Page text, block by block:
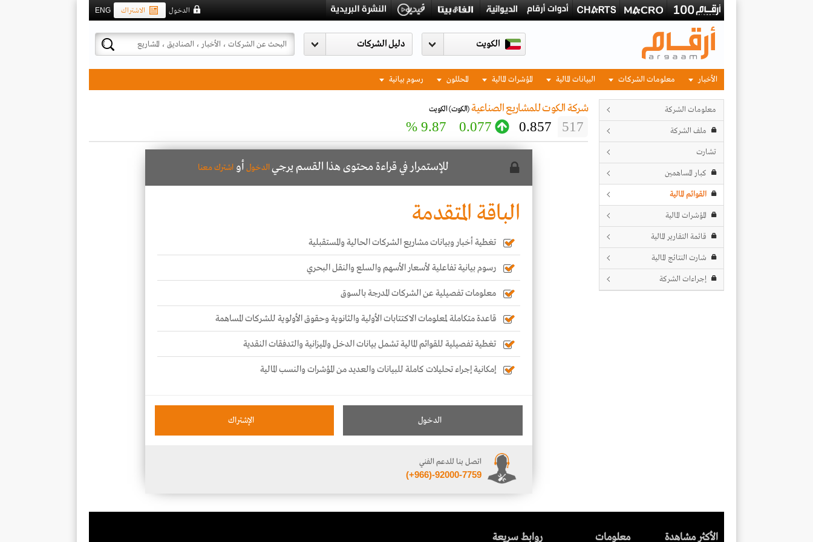
ENG الاشتراك الدخول
الكويت
الأخبار معلومات الشركات البيانات المالية المؤشرات المالية المحللون رسوم بيانية
معلومات الشركة
ملف الشركة
تشارت
كبار المساهمين
القوائم المالية
المؤشرات المالية
قائمة التقارير المالية
شارت النتائج المالية
إجراءات الشركة
شركة الكوت للمشاريع الصناعية(الكوت)الكويت
517
0.857
0.077
9.87 %
للإستمرار في قراءة محتوى هذا القسم يرجيالدخول أو اشترك معنا
الباقة المتقدمة
تغطية أخبار وبيانات مشاريع الشركات الحالية والمستقبلية
رسوم بيانية تفاعلية لأسعار الأسهم والسلع والنقل البحري
معلومات تفصيلية عن الشركات المدرجة بالسوق
قاعدة متكاملة لمعلومات الاكتتابات الأولية والثانوية وحقوق الأولوية للشركات المساهمة
تغطية تفصيلية للقوائم المالية تشمل بيانات الدخل والميزانية والتدفقات النقدية
إمكانية إجراء تحليلات كاملة للبيانات والعديد من المؤشرات والنسب المالية
الدخول الإشتراك
اتصل بنا للدعم الفني
(+966)-92000-7759
الأكثر مشاهدة معلومات روابط سريعة